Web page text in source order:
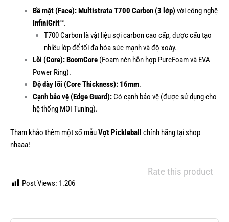
Bề mặt (Face):Multistrata T700 Carbon (3 lớp) với công nghệ
InfiniGrit™.
T700 Carbon là vật liệu sợi carbon cao cấp, được cấu tạo
nhiều lớp để tối đa hóa sức mạnh và độ xoáy.
Lõi (Core):BoomCore(Foam nén hỗn hợp PureFoam và EVA
Power Ring).
Độ dày lõi (Core Thickness): 16mm.
Cạnh bảo vệ (Edge Guard):Có cạnh bảo vệ (được sử dụng cho
hệ thống MOI Tuning).
Tham khảo thêm một số mẫuVợt Pickleball
chính hãng tại shop
nhaaa!
Rate this product
Post Views: 1.206